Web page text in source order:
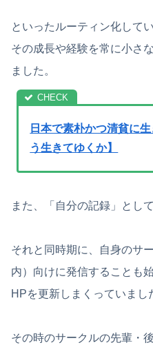
といったルーティン化して
その成長や経験を常に小さ
ました。
日本で素朴かつ清貧に
う生きてゆくか】
また、「自分の記録」とし
それと同時期に、自身のサ
内）向けに発信することも
HPを更新しまくっていまし
その時のサークルの先輩・